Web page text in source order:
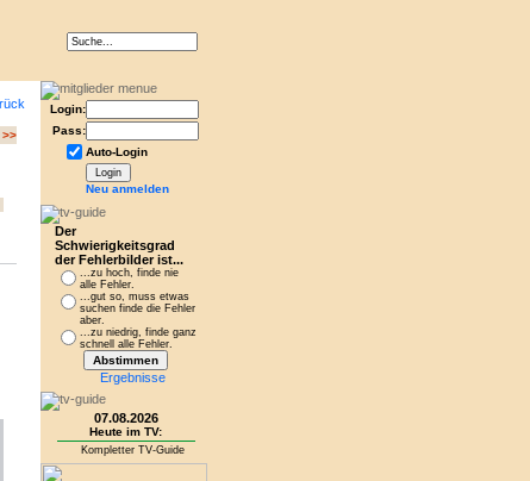
Login:
Pass:
Auto-Login
Neu anmelden
Der
Schwierigkeitsgrad
der Fehlerbilder ist...
...zu hoch, finde nie
alle Fehler.
...gut so, muss etwas
suchen finde die Fehler
aber.
...zu niedrig, finde ganz
schnell alle Fehler.
Ergebnisse
07.08.2026
Heute im TV:
Kompletter TV-Guide
>>